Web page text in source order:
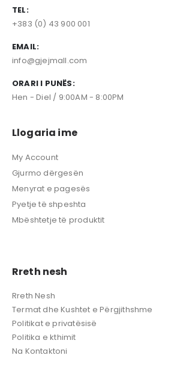
TEL:
+383 (0) 43 900 001
EMAIL:
info@gjejmall.com
ORARI I PUNËS:
Hen - Diel / 9:00AM - 8:00PM
Llogaria ime
My Account
Gjurmo dërgesën
Menyrat e pagesës
Pyetje të shpeshta
Mbështetje të produktit
Rreth nesh
Rreth Nesh
Termat dhe Kushtet e Përgjithshme
Politikat e privatësisë
Politika e kthimit
Na Kontaktoni